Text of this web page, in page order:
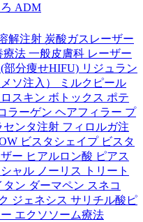
ADM
解注射 炭酸ガスレーザー
療法 一般皮膚科 レーザー
部分痩せHIFU) リジュラン
ソ注入）
ミルクピール
スキン ボトックス ポテ
ラーゲン ヘアフィラー プ
センタ注射 フィロルガ注
ビスタシェイプ ビスタ
ー ヒアルロン酸 ピアス
ャル ノーリス
トリート
タン ダーマペン スネコ
ジェネシス サリチル酸ピ
エクソソーム療法